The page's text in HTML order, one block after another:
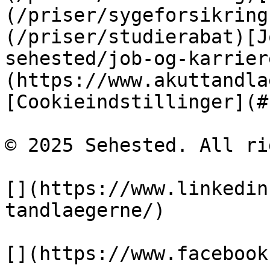
(/priser/
(/priser/
sehested/job-og-
(https://
© 2025 Sehested. All
[](https://
tandlaegerne/)
[](https://